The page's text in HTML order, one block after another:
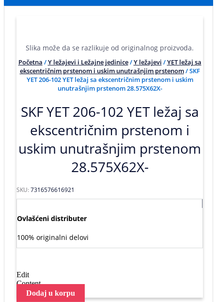
Slika može da se razlikuje od originalnog proizvoda.
Početna /Y ležajevi i Ležajne jedinice/Y ležajevi /YET ležaj sa
ekscentričnim prstenom i uskim unutrašnjim prstenom/ SKF
YET 206-102 YET ležaj sa ekscentričnim prstenom i uskim
unutrašnjim prstenom 28.575X62X-
SKF YET 206-102 YET ležaj sa
ekscentričnim prstenom i
uskim unutrašnjim prstenom
28.575X62X-
SKU:7316576616921
Ovlašćeni distributer
100% originalni delovi
Edit
Content
Dodaj u korpu